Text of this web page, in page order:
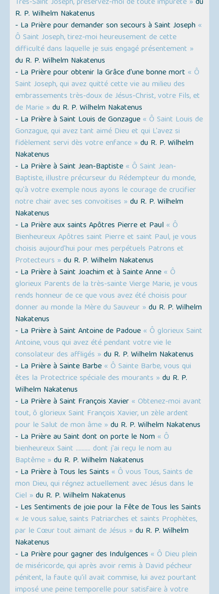
R. P. Wilhelm Nakatenus
- La Prière pour demander son secours à Saint Joseph «
Ô Saint Joseph, tirez-moi heureusement de cette
difficulté dans laquelle je suis engagé présentement »
du R. P. Wilhelm Nakatenus
- La Prière pour obtenir la Grâce d'une bonne mort « Ô
Saint Joseph, qui avez quitté cette vie au milieu des
embrassements très-doux de Jésus-Christ, votre Fils, et
de Marie » du R. P. Wilhelm Nakatenus
- La Prière à Saint Louis de Gonzague « Ô Saint Louis de
Gonzague, qui avez tant aimé Dieu et qui L'avez si
fidèlement servi dès votre enfance » du R. P. Wilhelm
Nakatenus
- La Prière à Saint Jean-Baptiste « Ô Saint Jean-
Baptiste, illustre précurseur du Rédempteur du monde,
qu'à votre exemple nous ayons le courage de crucifier
notre chair avec ses convoitises » du R. P. Wilhelm
Nakatenus
- La Prière aux saints Apôtres Pierre et Paul « Ô
Bienheureux Apôtres saint Pierre et saint Paul, je vous
choisis aujourd'hui pour mes perpétuels Patrons et
Protecteurs » du R. P. Wilhelm Nakatenus
- La Prière à Saint Joachim et à Sainte Anne « Ô
glorieux Parents de la très-sainte Vierge Marie, je vous
rends honneur de ce que vous avez été choisis pour
donner au monde la Mère du Sauveur » du R. P. Wilhelm
Nakatenus
- La Prière à Saint Antoine de Padoue « Ô glorieux Saint
Antoine, vous qui avez été pendant votre vie le
consolateur des affligés » du R. P. Wilhelm Nakatenus
- La Prière à Sainte Barbe « Ô Sainte Barbe, vous qui
êtes la Protectrice spéciale des mourants » du R. P.
Wilhelm Nakatenus
- La Prière à Saint François Xavier « Obtenez-moi avant
tout, ô glorieux Saint François Xavier, un zèle ardent
pour le Salut de mon âme » du R. P. Wilhelm Nakatenus
- La Prière au Saint dont on porte le Nom « Ô
bienheureux Saint ………. dont j'ai reçu le nom au
Baptême » du R. P. Wilhelm Nakatenus
- La Prière à Tous les Saints « Ô vous Tous, Saints de
mon Dieu, qui régnez actuellement avec Jésus dans le
Ciel » du R. P. Wilhelm Nakatenus
- Les Sentiments de joie pour la Fête de Tous les Saints
« Je vous salue, saints Patriarches et saints Prophètes,
par le Cœur tout aimant de Jésus » du R. P. Wilhelm
Nakatenus
- La Prière pour gagner des Indulgences « Ô Dieu plein
de miséricorde, qui après avoir remis à David pécheur
pénitent, la faute qu'il avait commise, lui avez pourtant
imposé une peine temporelle pour satisfaire à votre